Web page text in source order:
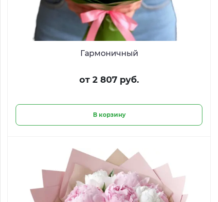
Гармоничный
от 2 807 руб.
В корзину